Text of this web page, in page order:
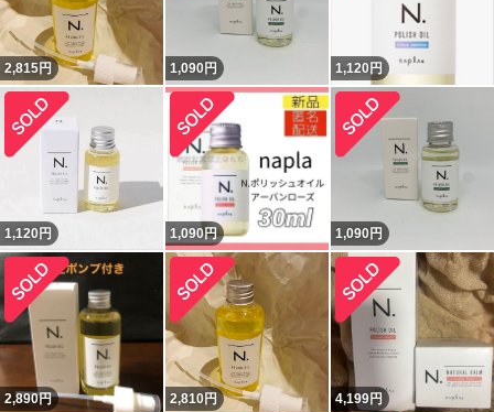
2,815円 1,090円 1,120 円
1,120 円 1,090円 1,090円
2,890円 2,810円 4,199円